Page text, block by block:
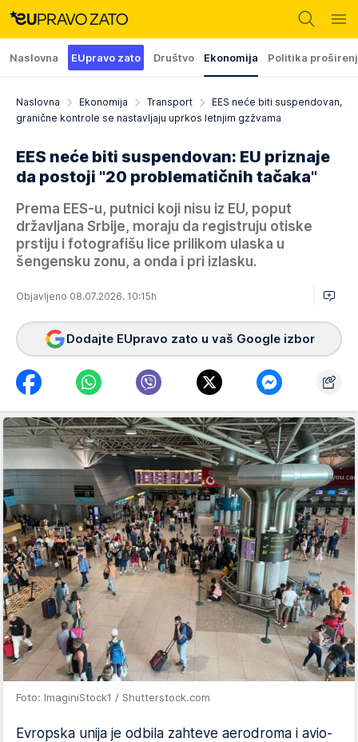
Naslovna EUpravo zato Društvo Ekonomija Politika
Naslovna Ekonomija Transport
EES neće biti suspendovan,
granične kontrole se nastavljaju uprkos letnjim gzžvama
EES neće biti suspendovan: EU priznaje
da postoji "20 problematičnih tačaka"
Prema EES-u, putnici koji nisu iz EU, poput
državljana Srbije, moraju da registruju otiske
prstiju i fotografišu lice prilikom ulaska u
šengensku zonu, a onda i pri izlasku.
Objavljeno 08.07.2026. 10:15h
Dodajte EUpravo zato u vaš Google izbor
Foto: ImaginiStock1 / Shutterstock.com
Evropska unija je odbila zahteve aerodroma i avio-